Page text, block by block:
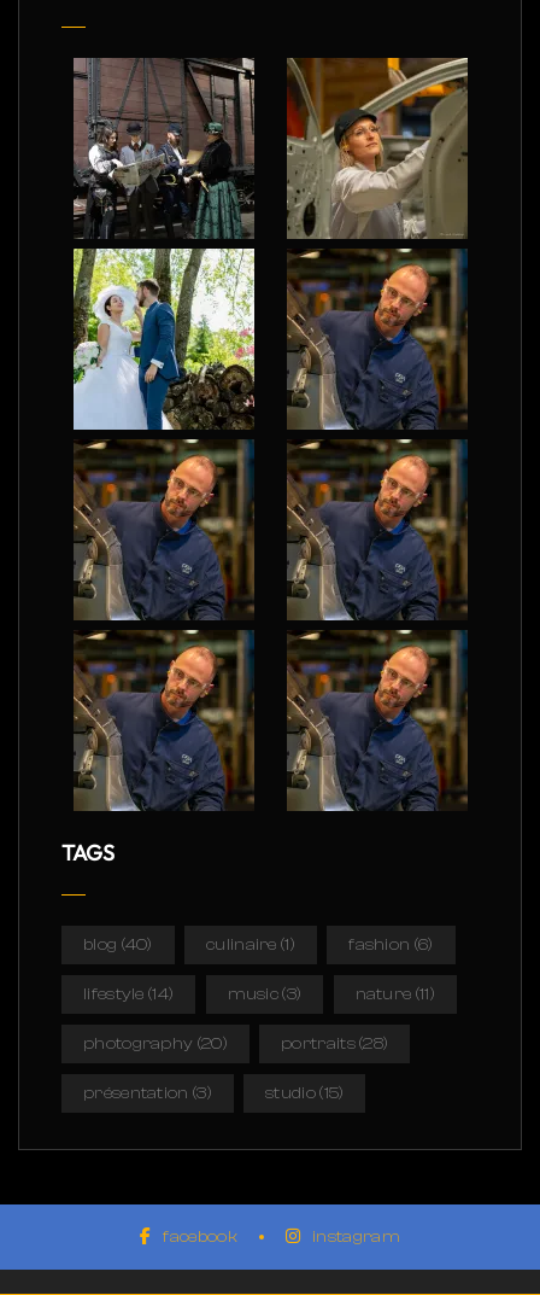
TAGS
blog (40) culinaire (1) fashion (6)
lifestyle (14) music(3) nature (11)
photography (20) portraits(28)
présentation (3) studio(15)
facebook instagram